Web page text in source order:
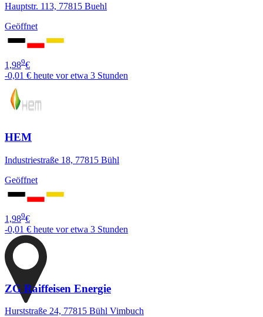
Hauptstr. 113, 77815 Buehl
Geöffnet
1,989€
-0,01 € heute vor etwa 3 Stunden
HEM
Industriestraße 18, 77815 Bühl
Geöffnet
1,989€
-0,01 € heute vor etwa 3 Stunden
ZG Raiffeisen Energie
Hurststraße 24, 77815 Bühl Vimbuch